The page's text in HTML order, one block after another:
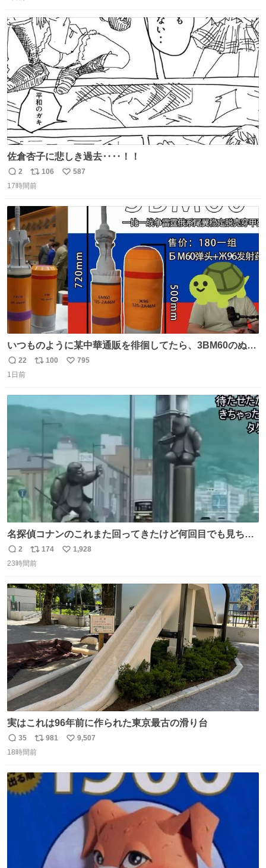
ト
数
数
佐倉杏子に悲しき過去‥‥！！
返
信
2
リ
ポ
ト
数
106
い
587
17時間前
いつものように某中華通販を徘徊してたら、3BM60のぬい
ぐるみを発見してしまった…。
返
信
22
リ
100
い
795
1日前
名探偵コナンのこれまた回ってきたけど何回目でも見ちゃ
う魔力あるのよな
返
信
2
リ
ポ
ト
数
174
い
数
1,928
23時間前
実はこれは96年前に作られた東京最古の滑り台
返
信
35
リ
ポ
ト
数
981
い
9,507
18時間前